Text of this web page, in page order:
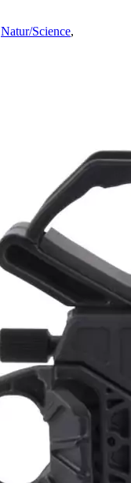
Natur/Science,